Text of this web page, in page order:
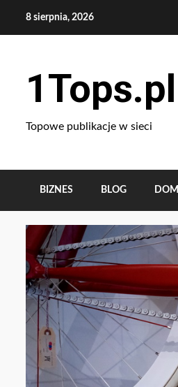
8 sierpnia, 2026
1Tops.pl
Topowe publikacje w sieci
BIZNES BLOG DOM